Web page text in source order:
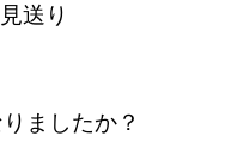
見送り
ましたか？